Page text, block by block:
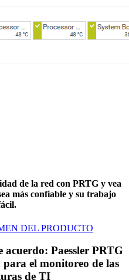
de la red con PRTG y vea
más confiable y su trabajo
DEL PRODUCTO
acuerdo: Paessler PRTG
para el monitoreo de las
de TI